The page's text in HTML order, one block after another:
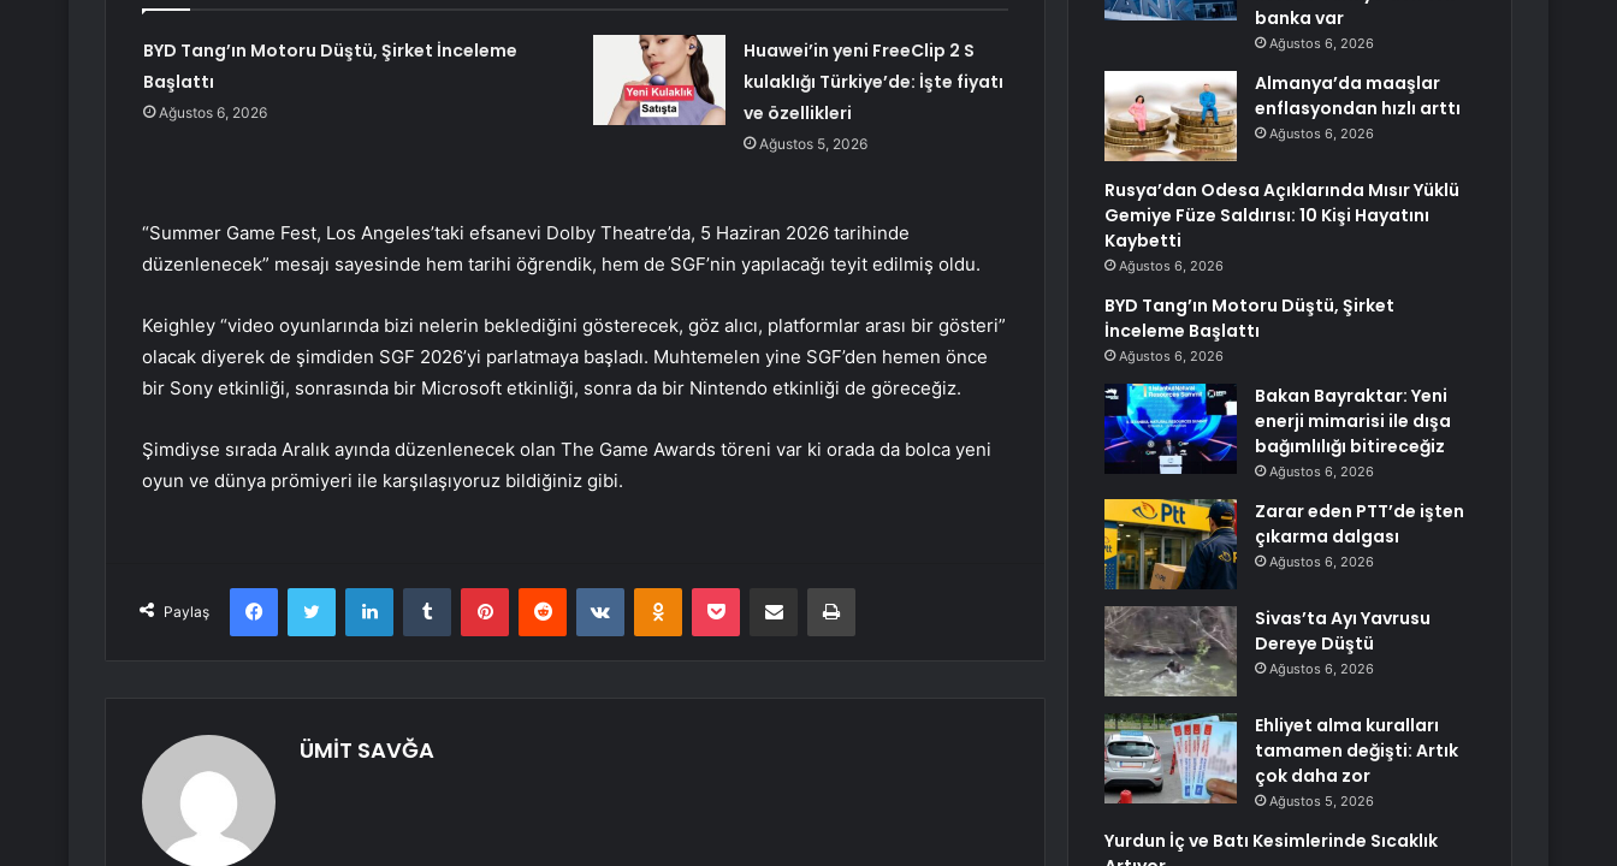
BYD Tang’ın Motoru Düştü, Şirket İnceleme
Başlattı
Ağustos 6, 2026
Huawei’in yeni FreeClip 2 S
kulaklığı Türkiye’de: İşte fiyatı
ve özellikleri
Ağustos 5, 2026
“Summer Game Fest, Los Angeles’taki efsanevi Dolby Theatre’da, 5 Haziran 2026 tarihinde
düzenlenecek” mesajı sayesinde hem tarihi öğrendik, hem de SGF’nin yapılacağı teyit edilmiş oldu.
Keighley “video oyunlarında bizi nelerin beklediğini gösterecek, göz alıcı, platformlar arası bir gösteri”
olacak diyerek de şimdiden SGF 2026’yi parlatmaya başladı. Muhtemelen yine SGF’den hemen önce
bir Sony etkinliği, sonrasında bir Microsoft etkinliği, sonra da bir Nintendo etkinliği de göreceğiz.
Şimdiyse sırada Aralık ayında düzenlenecek olan The Game Awards töreni var ki orada da bolca yeni
oyun ve dünya prömiyeri ile karşılaşıyoruz bildiğiniz gibi.
Paylaş
FacebookTwitter LinkedInTumblr PinterestReddit VKontakteOdnoklassniki
Pocket E-Posta ile paylaş Yazdır
ÜMİT SAVĞA
banka var
Ağustos 6, 2026
Almanya’da maaşlar
enflasyondan hızlı arttı
Ağustos 6, 2026
Rusya’dan Odesa Açıklarında Mısır Yüklü
Gemiye Füze Saldırısı: 10 Kişi Hayatını
Kaybetti
Ağustos 6, 2026
BYD Tang’ın Motoru Düştü, Şirket
İnceleme Başlattı
Ağustos 6, 2026
Bakan Bayraktar: Yeni
enerji mimarisi ile dışa
bağımlılığı bitireceğiz
Ağustos 6, 2026
Zarar eden PTT’de işten
çıkarma dalgası
Ağustos 6, 2026
Sivas’ta Ayı Yavrusu
Dereye Düştü
Ağustos 6, 2026
Ehliyet alma kuralları
tamamen değişti: Artık
çok daha zor
Ağustos 5, 2026
Yurdun İç ve Batı Kesimlerinde Sıcaklık